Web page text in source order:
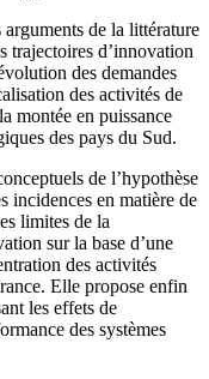
de la littérature
trajectoires d’innovation
des demandes
des activités de
montée en puissance
des pays du Sud.
de l’hypothèse
incidences en matière de
limites de la
sur la base d’une
des activités
Elle propose enfin
les effets de
des systèmes